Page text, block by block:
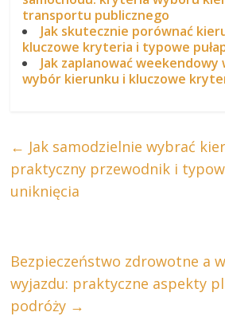
transportu publicznego
Jak skutecznie porównać
kluczowe kryteria i typowe
Jak zaplanować weekendowy
wybór kierunku i kluczowe
← Jak samodzielnie wybrać
praktyczny przewodnik i
uniknięcia
Bezpieczeństwo zdrowotne a
wyjazdu: praktyczne aspekty
podróży →